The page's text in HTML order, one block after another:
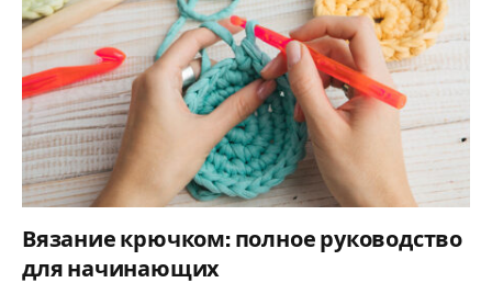
Вязание крючком: полное руководство
для начинающих